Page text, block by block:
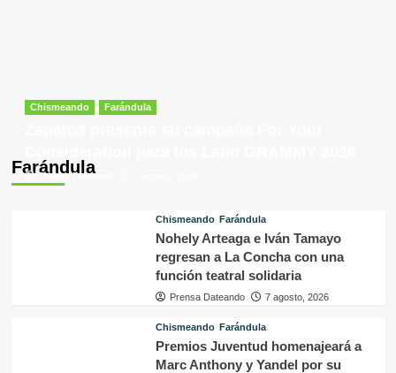
Farándula
Chismeando Farándula
Prensa Dateando
Chismeando Farándula
Nohely Arteaga e Iván Tamayo
regresan a La Concha con una
función teatral solidaria
Prensa Dateando 7 agosto, 2026
Chismeando Farándula
Premios Juventud homenajeará a
Marc Anthony y Yandel por su